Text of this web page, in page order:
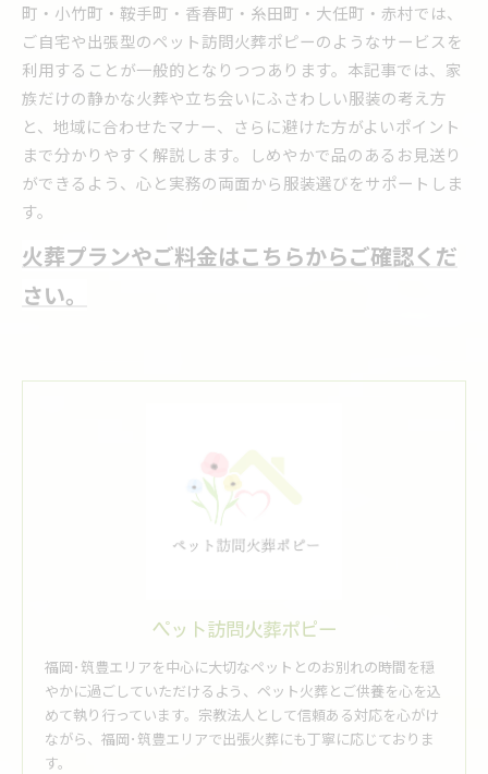
町・小竹町・鞍手町・香春町・糸田町・大任町・赤村では、
ご自宅や出張型のペット訪問火葬ポピーのようなサービスを
利用することが一般的となりつつあります。本記事では、家
族だけの静かな火葬や立ち会いにふさわしい服装の考え方
と、地域に合わせたマナー、さらに避けた方がよいポイント
まで分かりやすく解説します。しめやかで品のあるお見送り
ができるよう、心と実務の両面から服装選びをサポートしま
す。
火葬プランやご料金はこちらからご確認くだ
さい。
ペット訪問火葬ポピー
福岡･筑豊エリアを中心に大切なペットとのお別れの時間を穏
やかに過ごしていただけるよう、ペット火葬とご供養を心を込
めて執り行っています。宗教法人として信頼ある対応を心がけ
ながら、福岡･筑豊エリアで出張火葬にも丁寧に応じておりま
す。